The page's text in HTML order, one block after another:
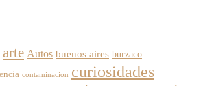
arte Autos buenos aires burzaco
contaminacion curiosidades